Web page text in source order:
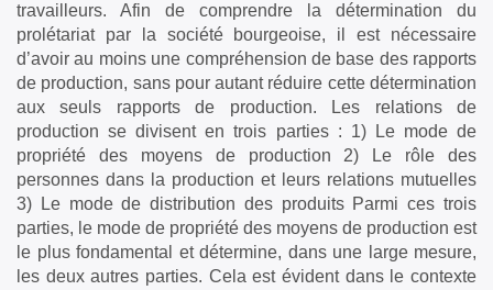
travailleurs. Afin de comprendre la détermination du
prolétariat par la société bourgeoise, il est nécessaire
d’avoir au moins une compréhension de base des rapports
de production, sans pour autant réduire cette détermination
aux seuls rapports de production. Les relations de
production se divisent en trois parties : 1) Le mode de
propriété des moyens de production 2) Le rôle des
personnes dans la production et leurs relations mutuelles
3) Le mode de distribution des produits Parmi ces trois
parties, le mode de propriété des moyens de production est
le plus fondamental et détermine, dans une large mesure,
les deux autres parties. Cela est évident dans le contexte